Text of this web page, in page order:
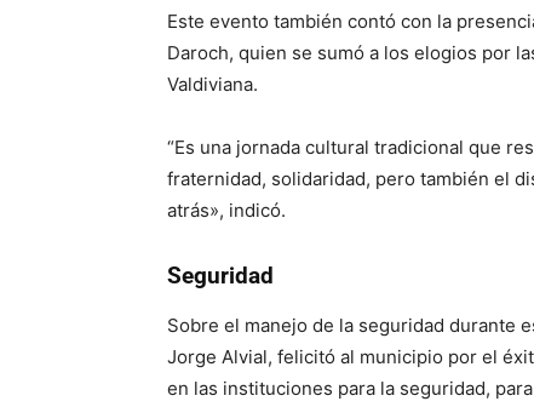
Este evento también contó con la
Daroch, quien se sumó a los elogios por
Valdiviana.
“Es una jornada cultural tradicional que
fraternidad, solidaridad, pero también el
atrás», indicó.
Seguridad
Sobre el manejo de la seguridad durante
Jorge Alvial, felicitó al municipio por el
en las instituciones para la seguridad,